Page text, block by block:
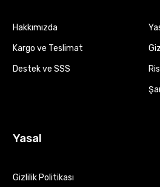
Hakkımızda
Kargo ve Teslimat
Destek ve SSS
Yasal
Gizlilik Politikası